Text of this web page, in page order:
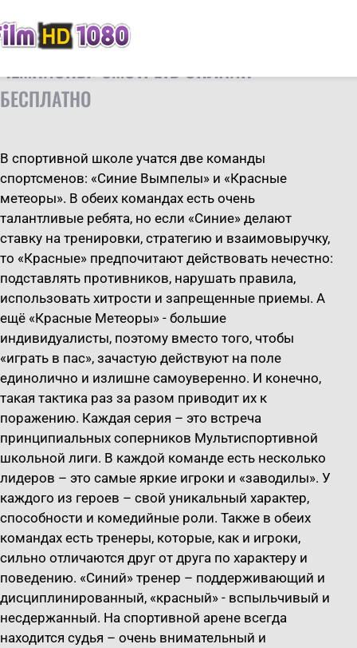
ЧЕМПИОНЫ: СМОТРЕТЬ ОНЛАЙН
БЕСПЛАТНО
В спортивной школе учатся две команды
спортсменов: «Синие Вымпелы» и «Красные
метеоры». В обеих командах есть очень
талантливые ребята, но если «Синие» делают
ставку на тренировки, стратегию и взаимовыручку,
то «Красные» предпочитают действовать нечестно:
подставлять противников, нарушать правила,
использовать хитрости и запрещенные приемы. А
ещё «Красные Метеоры» - большие
индивидуалисты, поэтому вместо того, чтобы
«играть в пас», зачастую действуют на поле
единолично и излишне самоуверенно. И конечно,
такая тактика раз за разом приводит их к
поражению. Каждая серия – это встреча
принципиальных соперников Мультиспортивной
школьной лиги. В каждой команде есть несколько
лидеров – это самые яркие игроки и «заводилы». У
каждого из героев – свой уникальный характер,
способности и комедийные роли. Также в обеих
командах есть тренеры, которые, как и игроки,
сильно отличаются друг от друга по характеру и
поведению. «Синий» тренер – поддерживающий и
дисциплинированный, «красный» - вспыльчивый и
несдержанный. На спортивной арене всегда
находится судья – очень внимательный и